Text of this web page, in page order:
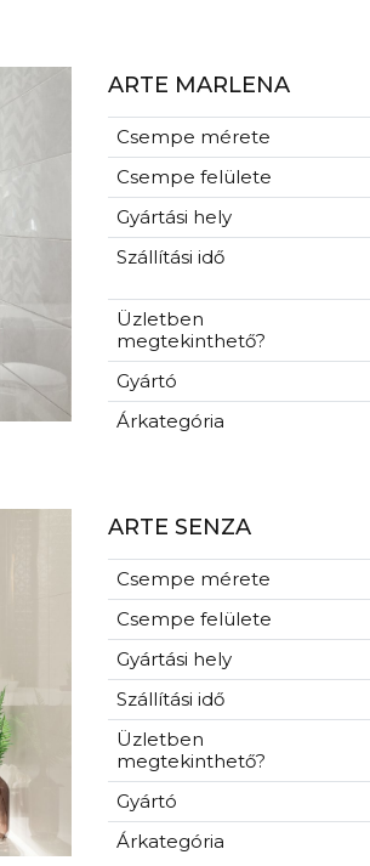
ARTE MARLENA
Csempe mérete
Csempe felülete
Gyártási hely
Szállítási idő
Üzletben
megtekinthető?
Gyártó
Árkategória
ARTE SENZA
Csempe mérete
Csempe felülete
Gyártási hely
Szállítási idő
Üzletben
megtekinthető?
Gyártó
Árkategória